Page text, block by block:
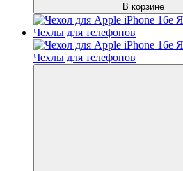
В корзине